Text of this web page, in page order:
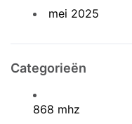
mei 2025
Categorieën
868 mhz